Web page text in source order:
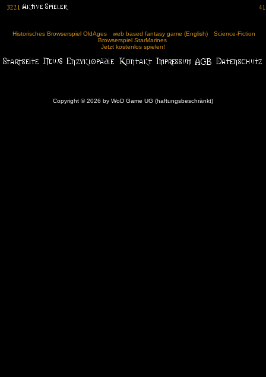
Historisches Browserspiel OldAges web based fantasy game (English)
Science-Fiction
Browserspiel StarMarines
Jetzt kostenlos spielen!
Copyright © 2026 by WoD Game UG (haftungsbeschränkt)